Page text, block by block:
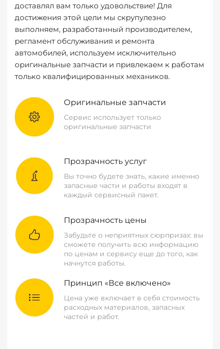
доставлял вам только удовольствие! Для
достижения этой цели мы скрупулезно
выполняем, разработанный производителем,
регламент обслуживания и ремонта
автомобилей, используем исключительно
оригинальные запчасти и привлекаем к работам
только квалифицированных механиков.
Оригинальные запчасти
Сервис использует только
оригинальные запчасти
Прозрачность услуг
Вы точно будете знать, какие именно
запасные части и работы входят в
каждый сервисный пакет.
Прозрачность цены
Забудьте о неприятных сюрпризах: вы
сможете получить всю информацию
по ценам и сервису еще до того, как
начнутся работы.
Принцип «Все включено»
Цена уже включает в себя стоимость
расходных материалов, запасных
частей и работ.